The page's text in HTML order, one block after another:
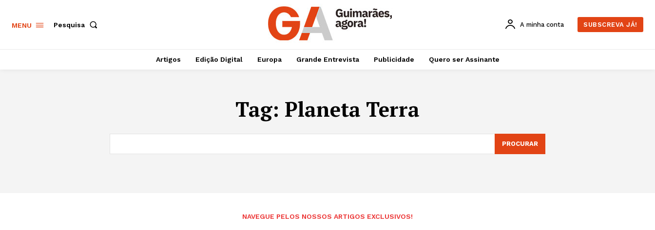
MENU Pesquisa A minha conta SUBSCREVA JÁ!
Artigos Edição Digital Europa Grande Entrevista Publicidade Quero ser Assinante
Tag: Planeta Terra
PROCURAR
NAVEGUE PELOS NOSSOS ARTIGOS EXCLUSIVOS!